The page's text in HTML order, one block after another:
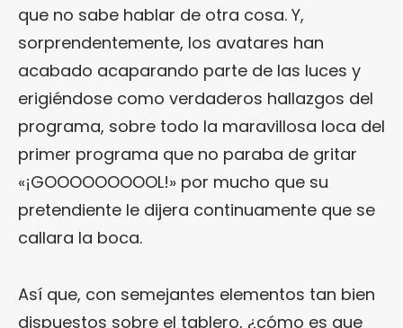
que no sabe hablar de otra cosa. Y,
sorprendentemente, los avatares han
acabado acaparando parte de las luces y
erigiéndose como verdaderos hallazgos del
programa, sobre todo la maravillosa loca del
primer programa que no paraba de gritar
«¡GOOOOOOOOOL!» por mucho que su
pretendiente le dijera continuamente que se
callara la boca.
Así que, con semejantes elementos tan bien
dispuestos sobre el tablero, ¿cómo es que